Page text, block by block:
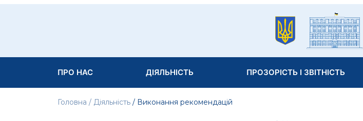
ПРО НАС ДІЯЛЬНІСТЬ ПРОЗОРІСТЬ І ЗВІТНІСТЬ
Головна Діяльність Виконання рекомендацій